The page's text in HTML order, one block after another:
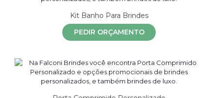
Kit Banho Para Brindes
PEDIR ORÇAMENTO